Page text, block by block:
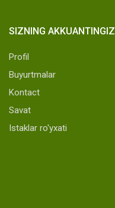
SIZNING AKKUANTINGIZ
Profil
Buyurtmalar
Kontact
Savat
Istaklar ro'yxati